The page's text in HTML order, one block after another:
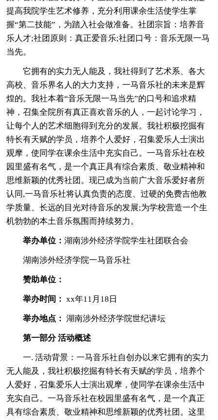
提高我院学生艺术修养，充分利用课余生活使学生掌
握“第二技能”，为踏入社会做准备。社团宗旨：培养音
乐人才;社团原则：真正爱音乐;社团口号：音乐无限一马
当先。
它拥有的实力无人能及，我社得到了艺术系、各大
高校、音乐界名人的大力支持，一马音乐社的未来是辉
煌的。我社本着“音乐无限一马当先”的口号和追求精
神，召集全院所有真正喜欢音乐的人，一起讨论学习，
让每个人的艺术细胞得到充分的发展。我社积极挖掘有
特长有天赋的学员，培养个人爱好，召集爱乐人士演出
观摩，使同学在课余生活中充实自己。一马音乐社在校
园里盛有名气，是一个真正具有综合素质、敬业精神和
思维新颖的优秀社团。现已成为当前广大音乐爱好者所
认同,一马音乐社将认真负责的态度、过硬的免费吉他教
学质量、长远的目光对待音乐的发展;为学校营造一个生
机勃勃的本土音乐氛围而持续努力。
举办单位：湖南涉外经济学院学生社团联合会
湖南涉外经济学院一马音乐社
赞助单位：
举办时间： xx年11月18日
举办地点： 湖南涉外经济学院世纪讲坛
第一部分 活动概述
一. 活动背景：一马音乐社自创办以来它拥有的实力
无人能及，我社积极挖掘有特长有天赋的学员，培养个
人爱好，召集爱乐人士演出观摩，使同学在课余生活中
充实自己。一马音乐社在校园里盛有名气，是一个真正
具有综合素质、敬业精神和思维新颖的优秀社团。这里